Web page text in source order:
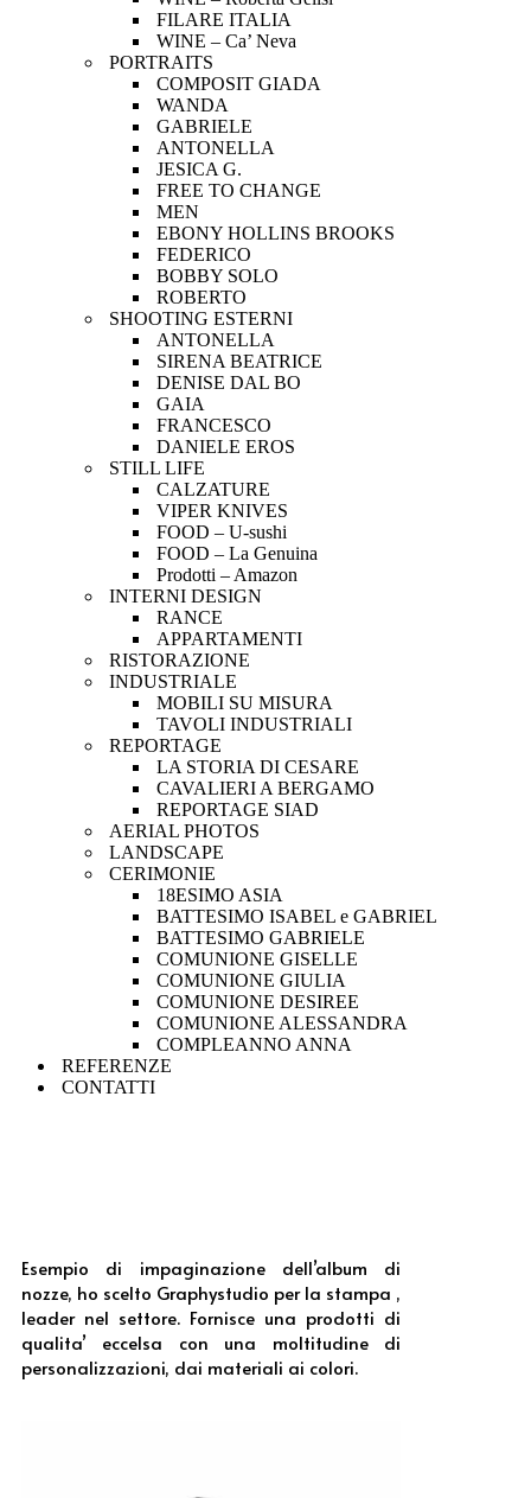
FILARE ITALIA
WINE – Ca’ Neva
PORTRAITS
COMPOSIT GIADA
WANDA
GABRIELE
ANTONELLA
JESICA G.
FREE TO CHANGE
MEN
EBONY HOLLINS BROOKS
FEDERICO
BOBBY SOLO
ROBERTO
SHOOTING ESTERNI
ANTONELLA
SIRENA BEATRICE
DENISE DAL BO
GAIA
FRANCESCO
DANIELE EROS
STILL LIFE
CALZATURE
VIPER KNIVES
FOOD – U-sushi
FOOD – La Genuina
Prodotti – Amazon
INTERNI DESIGN
RANCE
APPARTAMENTI
RISTORAZIONE
INDUSTRIALE
MOBILI SU MISURA
TAVOLI INDUSTRIALI
REPORTAGE
LA STORIA DI CESARE
CAVALIERI A BERGAMO
REPORTAGE SIAD
AERIAL PHOTOS
LANDSCAPE
CERIMONIE
18ESIMO ASIA
BATTESIMO ISABEL e GABRIEL
BATTESIMO GABRIELE
COMUNIONE GISELLE
COMUNIONE GIULIA
COMUNIONE DESIREE
COMUNIONE ALESSANDRA
COMPLEANNO ANNA
REFERENZE
CONTATTI
Esempio di impaginazione dell’album di
nozze, ho scelto Graphystudio per la stampa ,
leader nel settore. Fornisce una prodotti di
qualita’ eccelsa con una moltitudine di
personalizzazioni, dai materiali ai colori.